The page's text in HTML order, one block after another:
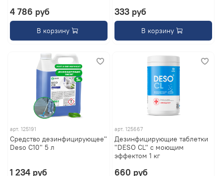
4 786 руб
В корзину
333 руб
В корзину
арт.125191
Средство дезинфицирующее"
Deso C10" 5 л
1 234 руб
арт. 125667
Дезинфицирующие таблетки
"DESO CL" с моющим
эффектом 1 кг
660 руб